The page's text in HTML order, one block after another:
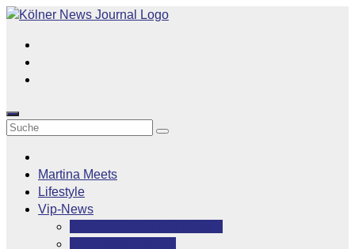
Zum
springen
Martina Meets
Lifestyle
Vip-News